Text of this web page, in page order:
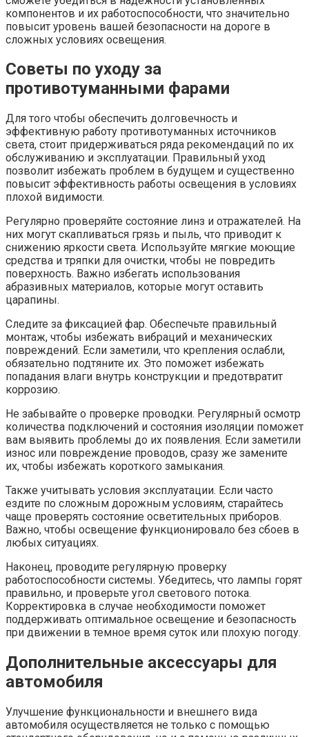
компонентов и их работоспособности, что значительно
повысит уровень вашей безопасности на дороге в
сложных условиях освещения.
Советы по уходу за
противотуманными фарами
Для того чтобы обеспечить долговечность и
эффективную работу противотуманных источников
света, стоит придерживаться ряда рекомендаций по их
обслуживанию и эксплуатации. Правильный уход
позволит избежать проблем в будущем и существенно
повысит эффективность работы освещения в условиях
плохой видимости.
Регулярно проверяйте состояние линз и отражателей. На
них могут скапливаться грязь и пыль, что приводит к
снижению яркости света. Используйте мягкие моющие
средства и тряпки для очистки, чтобы не повредить
поверхность. Важно избегать использования
абразивных материалов, которые могут оставить
царапины.
Следите за фиксацией фар. Обеспечьте правильный
монтаж, чтобы избежать вибраций и механических
повреждений. Если заметили, что крепления ослабли,
обязательно подтяните их. Это поможет избежать
попадания влаги внутрь конструкции и предотвратит
коррозию.
Не забывайте о проверке проводки. Регулярный осмотр
количества подключений и состояния изоляции поможет
вам выявить проблемы до их появления. Если заметили
износ или повреждение проводов, сразу же замените
их, чтобы избежать короткого замыкания.
Также учитывать условия эксплуатации. Если часто
ездите по сложным дорожным условиям, старайтесь
чаще проверять состояние осветительных приборов.
Важно, чтобы освещение функционировало без сбоев в
любых ситуациях.
Наконец, проводите регулярную проверку
работоспособности системы. Убедитесь, что лампы горят
правильно, и проверьте угол светового потока.
Корректировка в случае необходимости поможет
поддерживать оптимальное освещение и безопасность
при движении в темное время суток или плохую погоду.
Дополнительные аксессуары для
автомобиля
Улучшение функциональности и внешнего вида
автомобиля осуществляется не только с помощью